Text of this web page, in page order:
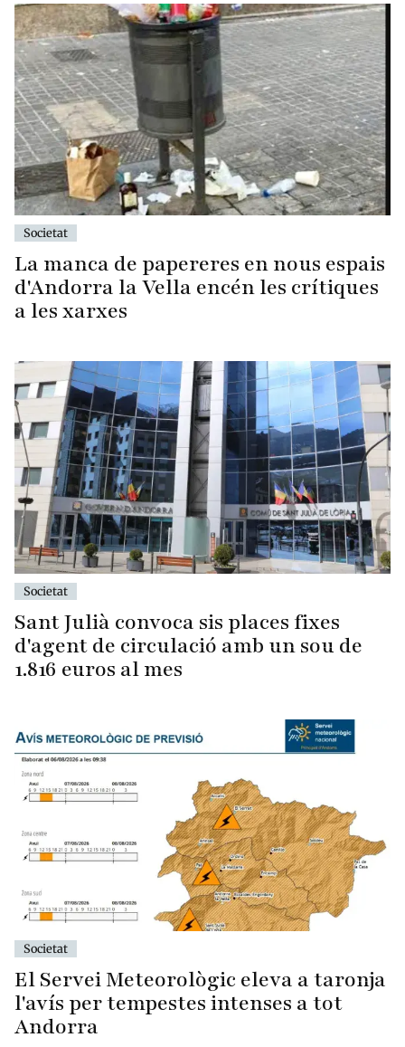
Societat
La manca de papereres en nous espais
d'Andorra la Vella encén les crítiques
a les xarxes
Societat
Sant Julià convoca sis places fixes
d'agent de circulació amb un sou de
1.816 euros al mes
Societat
El Servei Meteorològic eleva a taronja
l'avís per tempestes intenses a tot
Andorra